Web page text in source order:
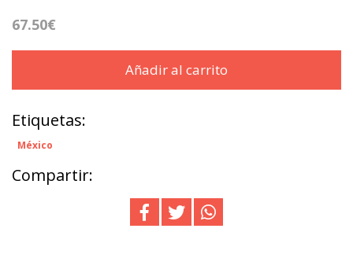
67.50€
Añadir al carrito
Etiquetas:
México
Compartir: